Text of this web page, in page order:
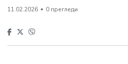
11.02.2026 0 прегледи